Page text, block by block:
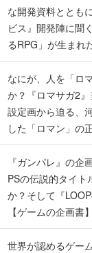
な開発資料ととも
ビス』開発陣に聞
るRPG」が生まれ
書】
なにが、人を「ロ
か？『ロマサガ2
設定画から迫る、
した「ロマン」の
書】
『ガンパレ』の
PSの伝説的タイト
か？そして『
【ゲームの企画書】
世界が認めるゲー